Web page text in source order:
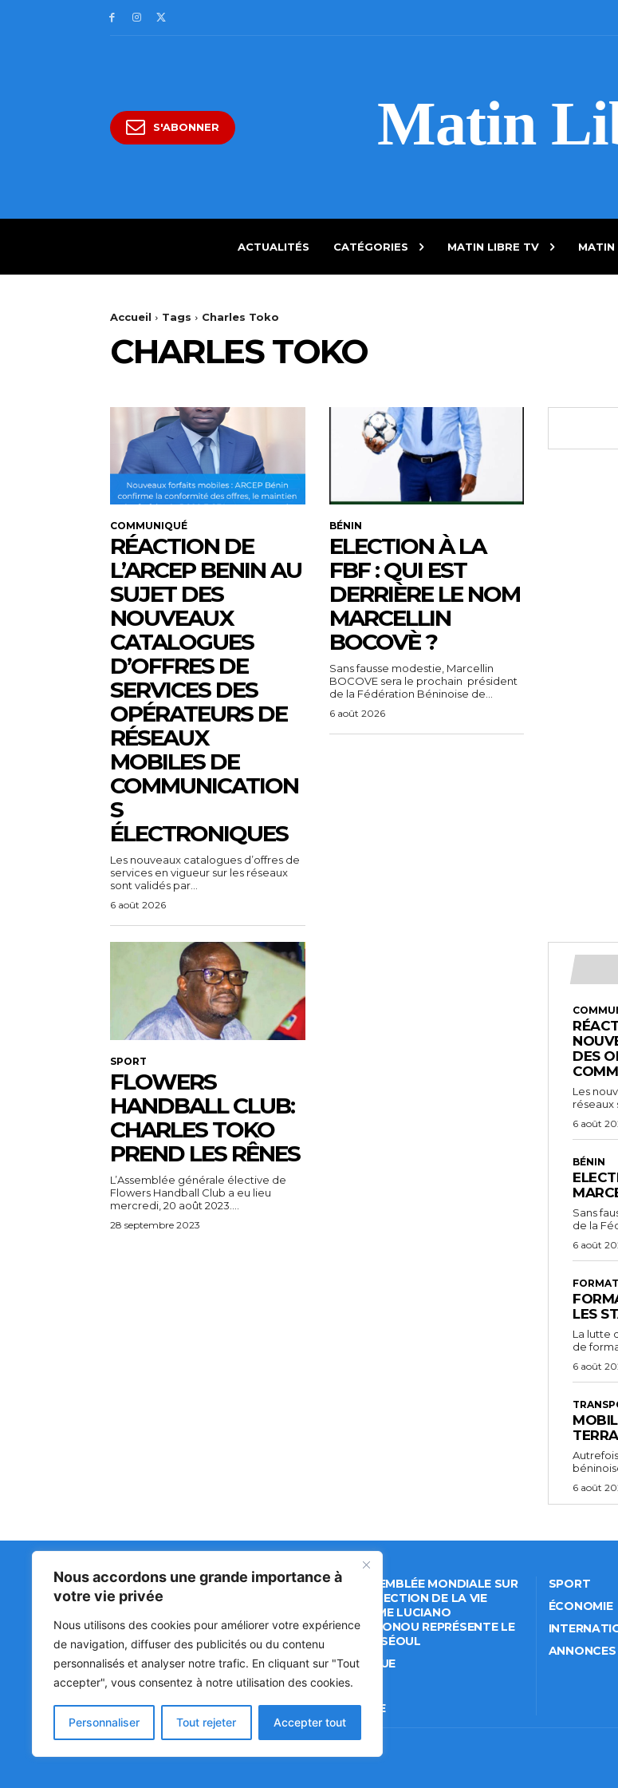
Nous accordons une grande importance à
votre vie privée
Nous utilisons des cookies pour améliorer votre expérience
de navigation, diffuser des publicités ou du contenu
personnalisés et analyser notre trafic. En cliquant sur "Tout
accepter", vous consentez à notre utilisation des cookies.
Personnaliser Tout rejeter Accepter tout
S'ABONNER Matin
ACTUALITÉS CATÉGORIES MATIN LIBRE TV MATIN
Accueil Tags Charles Toko
CHARLES TOKO
COMMUNIQUÉ
RÉACTION DE
L’ARCEP BENIN AU
SUJET DES
NOUVEAUX
CATALOGUES
D’OFFRES DE
SERVICES DES
OPÉRATEURS DE
RÉSEAUX
MOBILES DE
COMMUNICATION
S
ÉLECTRONIQUES
Les nouveaux catalogues d’offres de
services en vigueur sur les réseaux
sont validés par...
6 août 2026
BÉNIN
ELECTION À LA
FBF : QUI EST
DERRIÈRE LE NOM
MARCELLIN
BOCOVÈ ?
Sans fausse modestie, Marcellin
BOCOVE sera le prochain président
de la Fédération Béninoise de...
6 août 2026
SPORT
FLOWERS
HANDBALL CLUB:
CHARLES TOKO
PREND LES RÊNES
L’Assemblée générale élective de
Flowers Handball Club a eu lieu
mercredi, 20 août 2023....
28 septembre 2023
DES
Les
réseaux
6 août
BÉNIN
Sans
de la
6 août
LES
La lutte
de
6 août
6 août
Matin Libre
Premiers sur l'info !
47ᵉ ASSEMBLÉE MONDIALE SUR
LA PROTECTION DE LA VIE
PRIVÉE: ME LUCIANO
HOUNKPONOU REPRÉSENTE LE
BÉNIN À SÉOUL
POLITIQUE
SOCIÉTÉ
CULTURE
SPORT
ÉCONOMIE
ANNONCES